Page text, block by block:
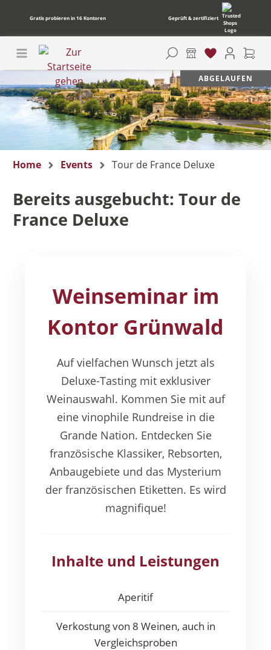
Gratis probieren in 16 Kontoren Geprüft & zertifiziert
ABGELAUFEN
Home Events Tour de France Deluxe
Bereits ausgebucht: Tour de
France Deluxe
Weinseminar im
Kontor Grünwald
Auf vielfachen Wunsch jetzt als
Deluxe-Tasting mit exklusiver
Weinauswahl. Kommen Sie mit auf
eine vinophile Rundreise in die
Grande Nation. Entdecken Sie
französische Klassiker, Rebsorten,
Anbaugebiete und das Mysterium
der französischen Etiketten. Es wird
magnifique!
Inhalte und Leistungen
Aperitif
Verkostung von 8 Weinen, auch in
Vergleichsproben